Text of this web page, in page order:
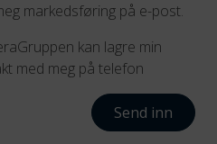
markedsføring på e-post.
kan lagre min
med meg på telefon
Send inn